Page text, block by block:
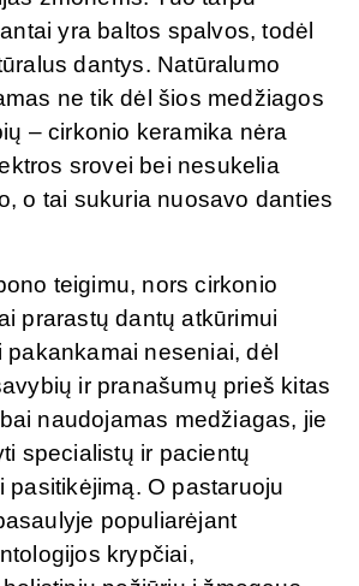
yra baltos spalvos, todėl
dantys. Natūralumo
ne tik dėl šios medžiagos
– cirkonio keramika nėra
srovei bei nesukelia
o tai sukuria nuosavo danties
teigimu, nors cirkonio
prarastų dantų atkūrimui
pakankamai neseniai, dėl
ir pranašumų prieš kitas
naudojamas medžiagas, jie
specialistų ir pacientų
pasitikėjimą. O pastaruoju
populiarėjant
krypčiai,